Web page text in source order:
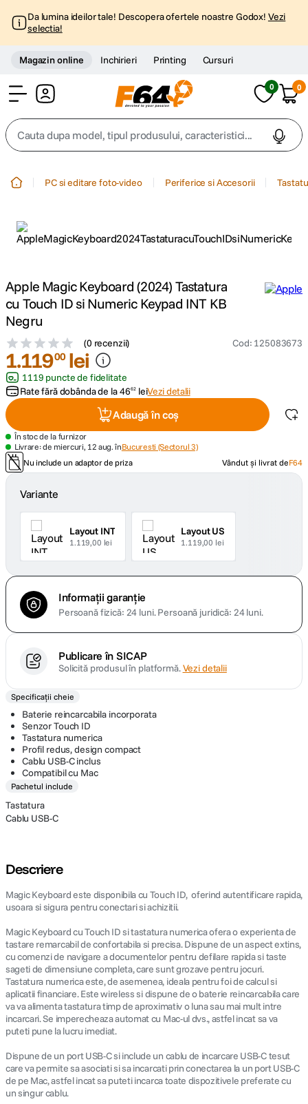
Da lumina ideilor tale! Descopera ofertele noastre Godox! Vezi
selectia!
Magazin online Inchirieri Printing Cursuri
0 0
Cauta dupa model, tipul produsului, caracteristici...
2 . trepied
4. peak design
5. canon sx740 hs
6 lavaliera
card memorie
8. ulanzi
9. insta 360
godox
PC si editare foto-video Periferice si Accesorii
Apple Magic Keyboard (2024) Tastatura
cu Touch ID si Numeric Keypad INT KB
Negru
(0 recenzii) Cod: 125083673
1.11900 lei
1119 puncte de fidelitate
Rate fără dobânda de la4662 leiVezi detalii
Adaugă în coș
În stoc de la furnizor
Livrare: de miercuri, 12 aug. înBucuresti (Sectorul 3)
Nu include un adaptor de priza
Vândut și livrat deF64
Variante
Layout INT
1.119,00 lei
Layout US
1.119,00 lei
Informații garanție
Persoană fizică: 24 luni.Persoană juridică: 24 luni.
Publicare în SICAP
Solicită produsul în platformă.Vezi detalii
Specificații cheie
Baterie reincarcabila incorporata
Senzor Touch ID
Tastatura numerica
Profil redus, design compact
Cablu USB-C inclus
Compatibil cu Mac
Pachetul include
Tastatura
Cablu USB-C
Descriere
Magic Keyboard este disponibila cu Touch ID, oferind autentificare rapida,
usoara si sigura pentru conectari si achizitii.
Magic Keyboard cu Touch ID si tastatura numerica ofera o experienta de
tastare remarcabil de confortabila si precisa. Dispune de un aspect extins,
cu comenzi de navigare a documentelor pentru defilare rapida si taste
sageti de dimensiune completa, care sunt grozave pentru jocuri.
Tastatura numerica este, de asemenea, ideala pentru foi de calcul si
aplicatii financiare. Este wireless si dispune de o baterie reincarcabila care
va va alimenta tastatura timp de aproximativ o luna sau mai mult intre
incarcari. Se imperecheaza automat cu Mac-ul dvs., astfel incat sa va
puteti pune la lucru imediat.
Dispune de un port USB-C si include un cablu de incarcare USB-C tesut
care va permite sa asociati si sa incarcati prin conectarea la un port USB-C
de pe Mac, astfel incat sa puteti incarca toate dispozitivele preferate cu
un singur cablu.